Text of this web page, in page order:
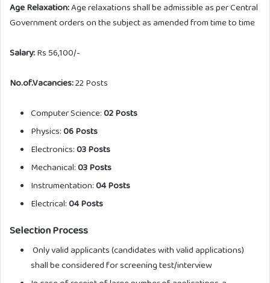
Age Relaxation:Age relaxations shall be admissible as per Central
Government orders on the subject as amended from time to time
Salary:Rs 56,100/-
No.of.Vacancies:22 Posts
Computer Science:02 Posts
Physics:06 Posts
Electronics:03 Posts
Mechanical:03 Posts
Instrumentation:04 Posts
Electrical:04 Posts
Selection Process
Only valid applicants (candidates with valid applications)
shall be considered for screening test/interview